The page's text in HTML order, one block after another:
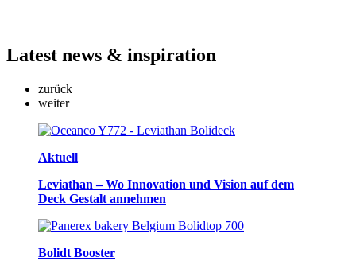
Latest news & inspiration
zurück
weiter
Aktuell
Leviathan – Wo Innovation und Vision auf dem
Deck Gestalt annehmen
Bolidt Booster